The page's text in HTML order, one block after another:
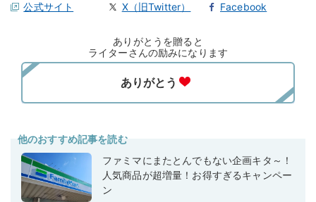
公式サイト X（旧Twitter） Facebook
ありがとうを贈ると
ライターさんの励みになります
他のおすすめ記事を読む
ファミマにまたとんでもない企画キタ～！
人気商品が超増量！お得すぎるキャンペー
ン